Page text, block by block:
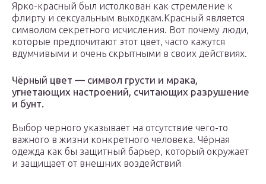
Ярко-красный был истолкован как стремление к
флирту и сексуальным выходкам.Красный является
символом секретного исчисления. Вот почему люди,
которые предпочитают этот цвет, часто кажутся
вдумчивыми и очень скрытными в своих действиях.
Чёрный цвет — символ грусти и мрака,
угнетающих настроений, считающих разрушение
и бунт.
Выбор черного указывает на отсутствие чего-то
важного в жизни конкретного человека. Чёрная
одежда как бы защитный барьер, который окружает
и защищает от внешних воздействий